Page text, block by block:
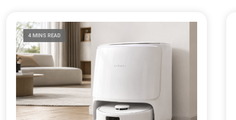
4 MINS READ